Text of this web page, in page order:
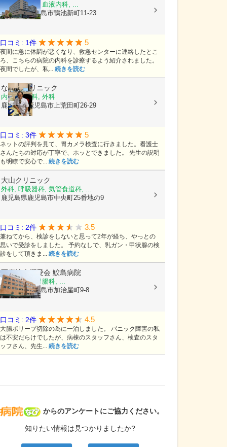
病院なび
からのアンケートにご協力ください。
知りたい情報は見つかりましたか?
内科, 救急科, 血液内科, ...
鹿児島県鹿児島市鴨池新町11-23
口コミ: 1件 5
夜間に急に体調が悪くなり、救急センターに連絡したとこ
ろ、こちらの病院の内科を診療するよう紹介されました。
夜間でしたが、私... 続きを読む
なかのクリニック
内科, 胃腸科, 外科
鹿児島県鹿児島市上荒田町26-29
口コミ: 3件 5
ネットの評判を見て、胃カメラ検査に行きました。看護士
さんたちの対応が丁寧で、ホッとできました。 先生の説明
も明瞭で安心で... 続きを読む
大山クリニック
外科, 呼吸器科, 気管食道科, ...
鹿児島県鹿児島市中央町25番地の9
口コミ: 2件 3.5
兼ねてから、検診をしないと思って2年が経ち、やっとの
思いで受診をしました。 予約なしで、乳ガン・甲状腺の検
診をして頂きま... 続きを読む
医療法人潤愛会 鮫島病院
内科, 外科, 胃腸科, ...
鹿児島県鹿児島市加治屋町9-8
口コミ: 2件 4.5
大腸ポリープ切除の為に一泊しました。 パニック障害の私
は不安だらけでしたが、病棟のスタッフさん、検査のスタ
ッフさん、先生... 続きを読む